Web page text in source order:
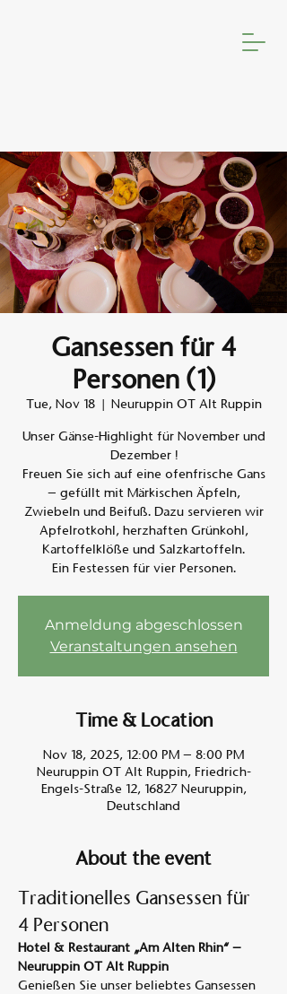
Gansessen für 4
Personen (1)
Tue, Nov 18
  |
Neuruppin OT Alt Ruppin
Unser Gänse-Highlight für November und
Dezember !
Freuen Sie sich auf eine ofenfrische Gans
– gefüllt mit Märkischen Äpfeln,
Zwiebeln und Beifuß. Dazu servieren wir
Apfelrotkohl, herzhaften Grünkohl,
Kartoffelklöße und Salzkartoffeln.
Ein Festessen für vier Personen.
Anmeldung abgeschlossen
Veranstaltungen ansehen
Time & Location
Nov 18, 2025, 12:00 PM – 8:00 PM
Neuruppin OT Alt Ruppin, Friedrich-
Engels-Straße 12, 16827 Neuruppin,
Deutschland
About the event
Traditionelles Gansessen für
4 Personen
Hotel & Restaurant „Am Alten Rhin“ –
Neuruppin OT Alt Ruppin
Genießen Sie unser beliebtes Gansessen